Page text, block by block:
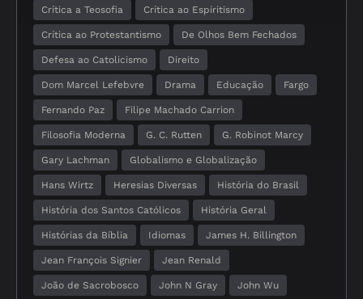
Crítica a Teosofia Crítica ao Espiritismo
Crítica ao Protestantismo De Olhos Bem Fechados
Defesa ao Catolicismo Direito
Dom Marcel Lefebvre Drama Educação Fargo
Fernando Paz Filipe Machado Carrion
Filosofia Moderna G. C. Rutten G. Robinot Marcy
Gary Lachman Globalismo e Globalização
Hans Wirtz Heresias Diversas História do Brasil
História dos Santos Católicos História Geral
Histórias da Bíblia Idiomas James H. Billington
Jean François Signier Jean Renald
João de Sacrobosco John N Gray John Wu